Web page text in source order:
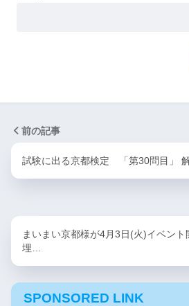
前の記事
試験に出る京都検定 「第30問目」
まいまい京都様が4月3日(火)イベン
埋…
SPONSORED LINK